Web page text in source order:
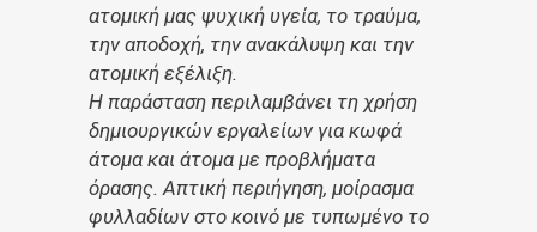
ατομική μας ψυχική υγεία, το τραύμα,
την αποδοχή, την ανακάλυψη και την
ατομική εξέλιξη.
Η παράσταση περιλαμβάνει τη χρήση
δημιουργικών εργαλείων για κωφά
άτομα και άτομα με προβλήματα
όρασης. Aπτική περιήγηση, μοίρασμα
φυλλαδίων στο κοινό με τυπωμένο το